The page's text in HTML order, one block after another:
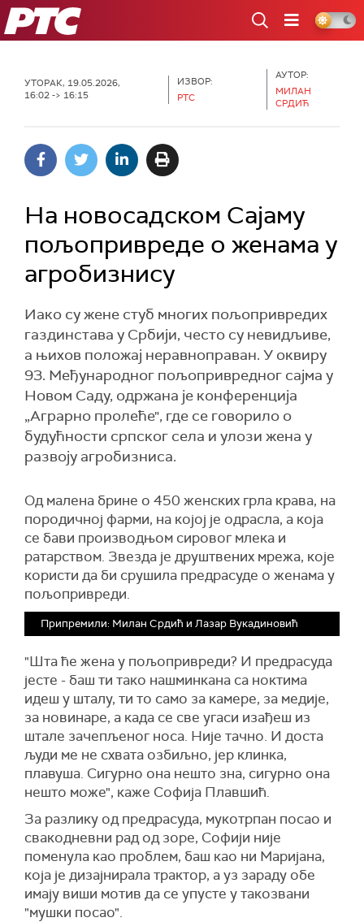
РТС
УТОРАК, 19.05.2026,
16:02 -> 16:15
ИЗВОР:
РТС
АУТОР:
МИЛАН
СРДИЋ
На новосадском Сајаму
пољопривреде о женама у
агробизнису
Иако су жене стуб многих пољопривредих
газдинстава у Србији, често су невидљиве,
а њихов положај неравноправан. У оквиру
93. Међународног пољопривредног сајма у
Новом Саду, одржана је конференција
„Аграрно пролеће", где се говорило о
будућности српског села и улози жена у
развоју агробизниса.
Од малена брине о 450 женских грла крава, на
породичној фарми, на којој је одрасла, а која
се бави производњом сировог млека и
ратарством. Звезда је друштвених мрежа, које
користи да би срушила предрасуде о женама у
пољопривреди.
Припремили: Милан Срдић и Лазар Вукадиновић
"Шта ће жена у пољопривреди? И предрасуда
јесте - баш ти тако нашминкана са ноктима
идеш у шталу, ти то само за камере, за медије,
за новинаре, а када се све угаси изађеш из
штале зачепљеног носа. Није тачно. И доста
људи ме не схвата озбиљно, јер клинка,
плавуша. Сигурно она нешто зна, сигурно она
нешто може", каже Софија Плавшић.
За разлику од предрасуда, мукотрпан посао и
свакодневни рад од зоре, Софији није
поменула као проблем, баш као ни Маријана,
која је дизајнирала трактор, а уз зараду обе
имају виши мотив да се упусте у такозвани
"мушки посао".